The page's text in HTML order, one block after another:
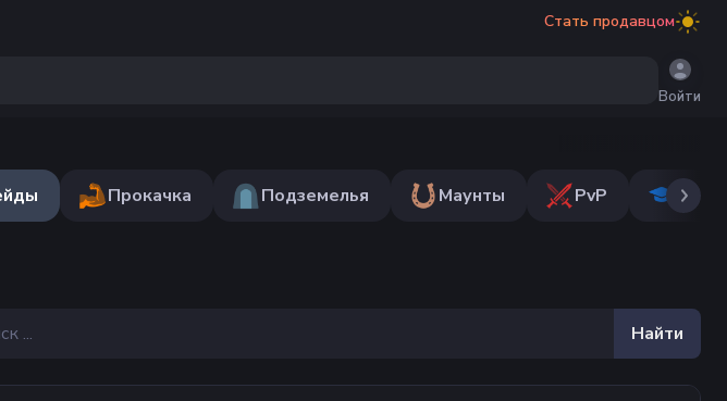
Стать продавцом
Войти
Прокачка Подземелья Маунты PvP
Найти